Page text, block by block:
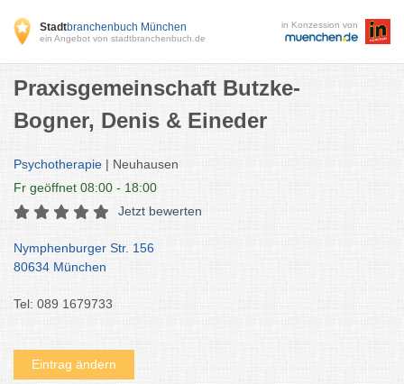
Stadtbranchenbuch München
ein Angebot von stadtbranchenbuch.de
in Konzession von
Praxisgemeinschaft Butzke-
Bogner, Denis & Eineder
Psychotherapie | Neuhausen
Fr geöffnet 08:00 - 18:00
Jetzt bewerten
Nymphenburger Str. 156
80634 München
Tel: 089 1679733
Eintrag ändern